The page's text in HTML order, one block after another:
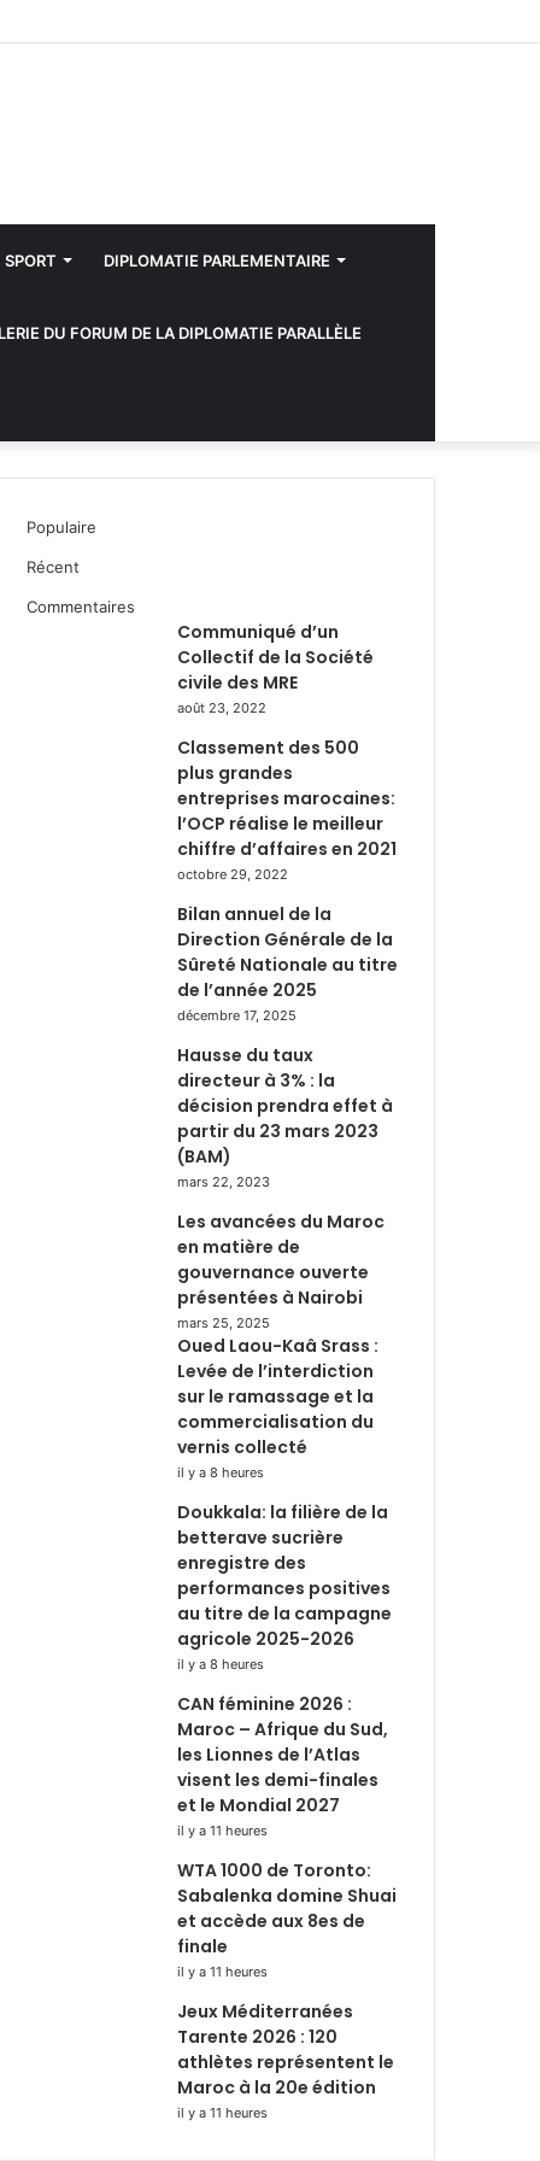
SPORT DIPLOMATIE PARLEMENTAIRE
DU FORUM DE LA DIPLOMATIE PARALLÈLE
Populaire
Récent
Commentaires
Communiqué d’un
Collectif de la Société
civile des MRE
août 23, 2022
Classement des 500
plus grandes
entreprises marocaines:
l’OCP réalise le meilleur
chiffre d’affaires en 2021
octobre 29, 2022
Bilan annuel de la
Direction Générale de la
Sûreté Nationale au titre
de l’année 2025
décembre 17, 2025
Hausse du taux
directeur à 3% : la
décision prendra effet à
partir du 23 mars 2023
(BAM)
mars 22, 2023
Les avancées du Maroc
en matière de
gouvernance ouverte
présentées à Nairobi
mars 25, 2025
Oued Laou-Kaâ Srass :
Levée de l’interdiction
sur le ramassage et la
commercialisation du
vernis collecté
il y a 8 heures
Doukkala: la filière de la
betterave sucrière
enregistre des
performances positives
au titre de la campagne
agricole 2025-2026
il y a 8 heures
CAN féminine 2026 :
Maroc – Afrique du Sud,
les Lionnes de l’Atlas
visent les demi-finales
et le Mondial 2027
il y a 11 heures
WTA 1000 de Toronto:
Sabalenka domine Shuai
et accède aux 8es de
finale
il y a 11 heures
Jeux Méditerranées
Tarente 2026 : 120
athlètes représentent le
Maroc à la 20e édition
il y a 11 heures